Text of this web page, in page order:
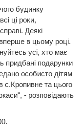
будинку
ці роки,
Деякі
в цьому році.
усі, хто має
придбані подарунки
особисто дітям
с.Кропивне та цього
- розповідають